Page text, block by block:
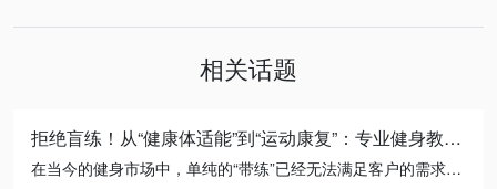
相关话题
拒绝盲练！从“健康体适能”到“运动康复”：专业健身教练的必修进阶之路
在当今的健身市场中，单纯的“带练”已经无法满足客户的需求。无论是减脂瓶颈期的突破，还是针对久坐人群的体态矫正， […]